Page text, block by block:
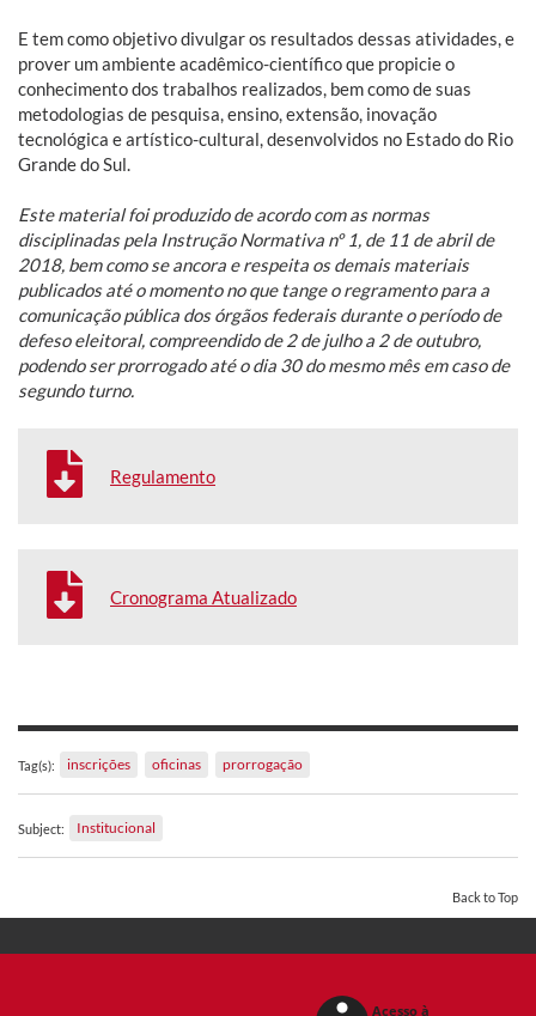
E tem como objetivo divulgar os resultados dessas atividades, e
prover um ambiente acadêmico-científico que propicie o
conhecimento dos trabalhos realizados, bem como de suas
metodologias de pesquisa, ensino, extensão, inovação
tecnológica e artístico-cultural, desenvolvidos no Estado do Rio
Grande do Sul.
Este material foi produzido de acordo com as normas
disciplinadas pela Instrução Normativa nº 1, de 11 de abril de
2018, bem como se ancora e respeita os demais materiais
publicados até o momento no que tange o regramento para a
comunicação pública dos órgãos federais durante o período de
defeso eleitoral, compreendido de 2 de julho a 2 de outubro,
podendo ser prorrogado até o dia 30 do mesmo mês em caso de
segundo turno.
Regulamento
Cronograma Atualizado
Tag(s): inscrições oficinas prorrogação
Subject: Institucional
Back to Top